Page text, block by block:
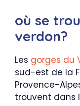
où se
verdon?
Les gorges du
sud-est de la
Provence-
trouvent dans